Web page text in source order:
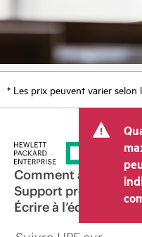
* Les prix peuvent varier selon
Comment acheter
Support produit
Écrire à l’équipe